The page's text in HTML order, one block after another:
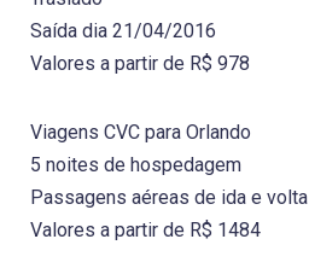
Saída dia 21/04/2016
Valores a partir de R$ 978
Viagens CVC para Orlando
5 noites de hospedagem
Passagens aéreas de ida e volta
Valores a partir de R$ 1484